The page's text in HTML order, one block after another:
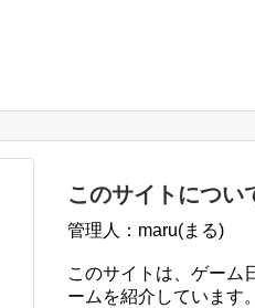
このサイトについ
管理人：maru(まる)
このサイトは、ゲーム
ームを紹介しています